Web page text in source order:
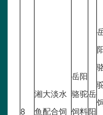
8
湘大淡水
鱼配合饲
岳阳
骆驼
饲料
岳
阳